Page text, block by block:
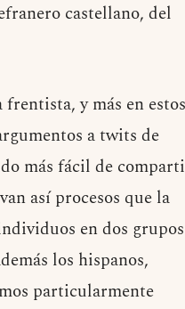
castellano, del
y más en estos
a twits de
más fácil de
así procesos que la
en dos
los hispanos,
particularmente